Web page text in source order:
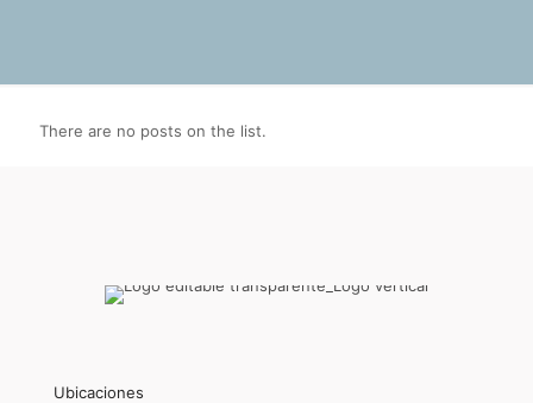
There are no posts on the list.
Ubicaciones